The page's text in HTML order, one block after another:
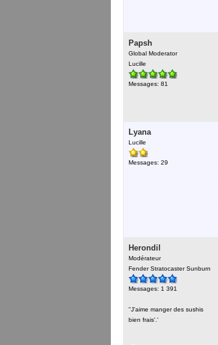
Papsh
Global Moderator
Lucille
Messages: 81
Lyana
Lucille
Messages: 29
Herondil
Modérateur
Fender Stratocaster Sunburn
Messages: 1 391
''J'aime manger des sushis
bien frais'.'